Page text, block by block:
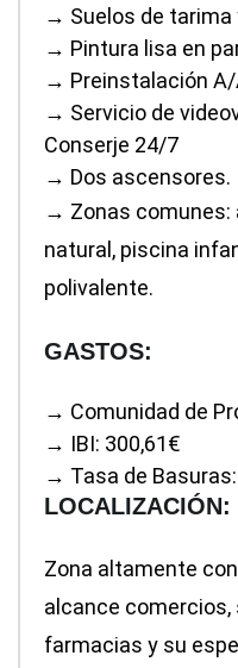
→ Suelos de tarima
→ Pintura lisa en
→ Preinstalación
→ Servicio de
Conserje 24/7
→ Dos ascensores.
→ Zonas comunes:
natural, piscina
polivalente.
GASTOS:
→ Comunidad de
→ IBI: 300,61€
→ Tasa de
LOCALIZACIÓN:
Zona altamente
alcance comercios,
farmacias y su